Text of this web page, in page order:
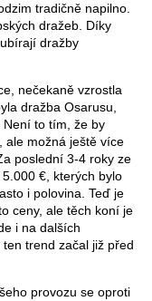
tradičně napilno.
dražeb. Díky
dražby
nečekaně vzrostla
dražba Osarusu,
Není to tím, že by
ale možná ještě více
poslední 3-4 roky ze
€, kterých bylo
i polovina. Teď je
ceny, ale těch koní je
i na dalších
trend začal již před
provozu se oproti